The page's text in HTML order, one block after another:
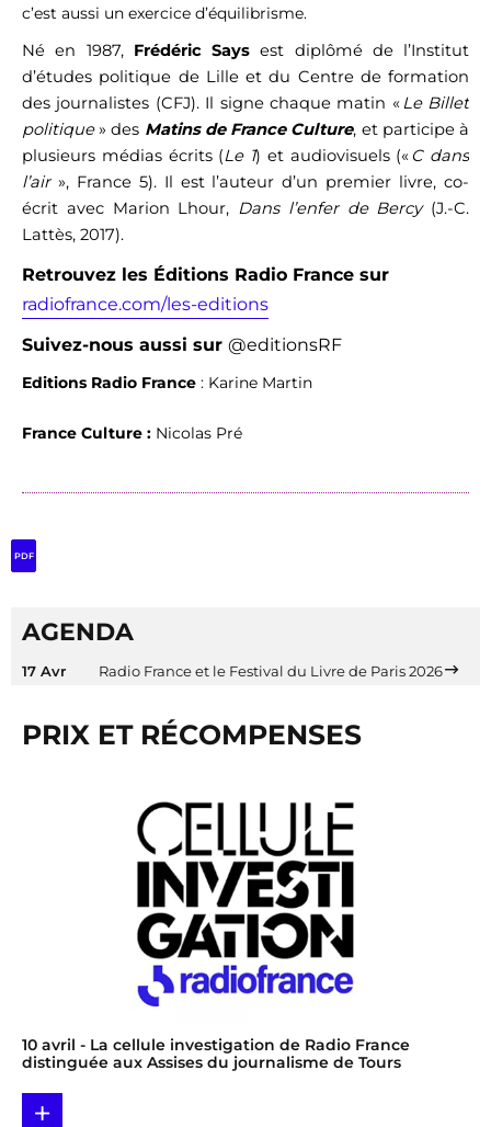
c’est aussi un exercice d’équilibrisme.
Né en 1987, Frédéric Says est diplômé de l’Institut
d’études politique de Lille et du Centre de formation
des journalistes (CFJ). Il signe chaque matin «Le Billet
politique» des Matins de France Culture, et participe à
plusieurs médias écrits (Le 1) et audiovisuels («C dans
l’air», France 5). Il est l’auteur d’un premier livre, co-
écrit avec Marion Lhour, Dans l’enfer de Bercy(J.-C.
Lattès, 2017).
Retrouvez les Éditions Radio France sur
radiofrance.com/les-editions
Suivez-nous aussi sur @editionsRF
Editions Radio France : Karine Martin
France Culture : Nicolas Pré
PDF
AGENDA
17 Avr Radio France et le Festival du Livre de Paris 2026
PRIX ET RÉCOMPENSES
10 avril - La cellule investigation de Radio France
distinguée aux Assises du journalisme de Tours
+